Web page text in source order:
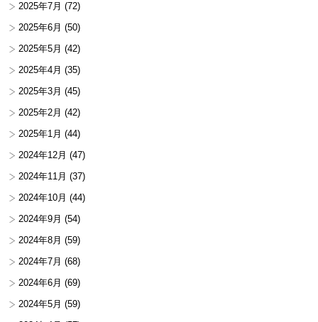
2025年7月 (72)
2025年6月 (50)
2025年5月 (42)
2025年4月 (35)
2025年3月 (45)
2025年2月 (42)
2025年1月 (44)
2024年12月 (47)
2024年11月 (37)
2024年10月 (44)
2024年9月 (54)
2024年8月 (59)
2024年7月 (68)
2024年6月 (69)
2024年5月 (59)